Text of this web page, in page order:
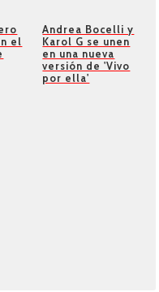
el
Andrea Bocelli y
Karol G se unen
en una nueva
versión de 'Vivo
por ella'